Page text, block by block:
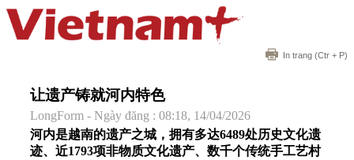
In trang (Ctr + P)
让遗产铸就河内特色
LongForm - Ngày đăng : 08:18, 14/04/2026
河内是越南的遗产之城，拥有多达6489处历史文化遗
迹、近1793项非物质文化遗产、数千个传统手工艺村